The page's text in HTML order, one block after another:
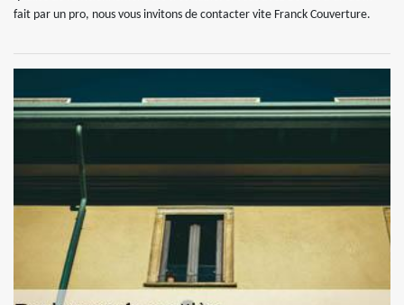
fait par un pro, nous vous invitons de contacter vite Franck Couverture.